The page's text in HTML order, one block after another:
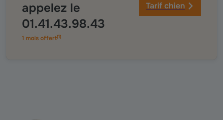
appelez le
01.41.43.98.43
1 mois offert(1)
Tarif chien